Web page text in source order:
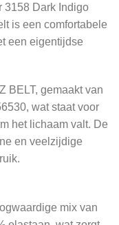
3158 Dark Indigo
is een comfortabele
een eigentijdse
BELT, gemaakt van
wat staat voor
het lichaam valt. De
en veelzijdige
mix van